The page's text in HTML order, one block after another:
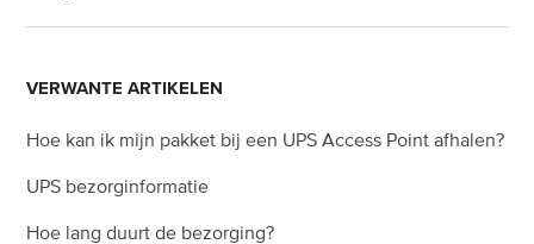
VERWANTE ARTIKELEN
Hoe kan ik mijn pakket bij een UPS Access Point afhalen?
UPS bezorginformatie
Hoe lang duurt de bezorging?